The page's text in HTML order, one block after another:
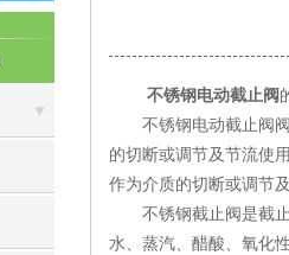
不锈钢电动截止阀
不锈钢电动截止阀阀
的切断或调节及节流使
作为介质的切断或调节
不锈钢截止阀是截止
水、蒸汽、醋酸、氧化